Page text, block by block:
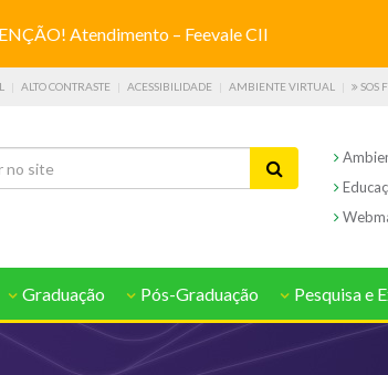
Atendimento – Feevale CII
ALTO CONTRASTE ACESSIBILIDADE AMBIENTE VIRTUAL SOS
Graduação Pós-Graduação Pesquisa e